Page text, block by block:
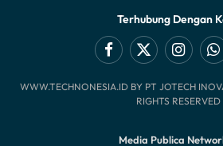
Terhubung Dengan
Facebook
X
(Twitter)
WWW.TECHNONESIA.ID BY PT JOTECH
RIGHTS RESERVED
Media Publica